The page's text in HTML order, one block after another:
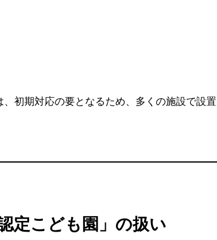
初期対応の要となるため、多くの施設で設置
定こども園」の扱い